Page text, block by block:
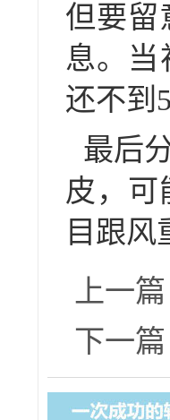
但要留
息。当
还不到
最后
皮，可
目跟风
上一
下一